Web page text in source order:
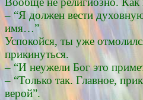
– “Я должен вести
имя…”
Успокойся, ты уже
прикинуться.
– “И неужели Бог это
– “Только так. Главное,
верой”.